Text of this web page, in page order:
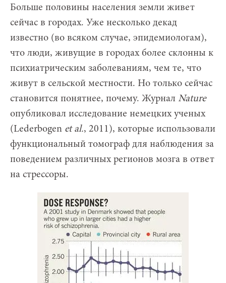
Больше половины населения земли живет
сейчас в городах. Уже несколько декад
известно (во всяком случае, эпидемиологам),
что люди, живущие в городах более склонны к
психиатрическим заболеваниям, чем те, что
живут в сельской местности. Но только сейчас
становится понятнее, почему. Журнал Nature
опубликовал исследование немецких ученых
(Lederbogen et al., 2011), которые использовали
функциональный томограф для наблюдения за
поведением различных регионов мозга в ответ
на стрессоры.